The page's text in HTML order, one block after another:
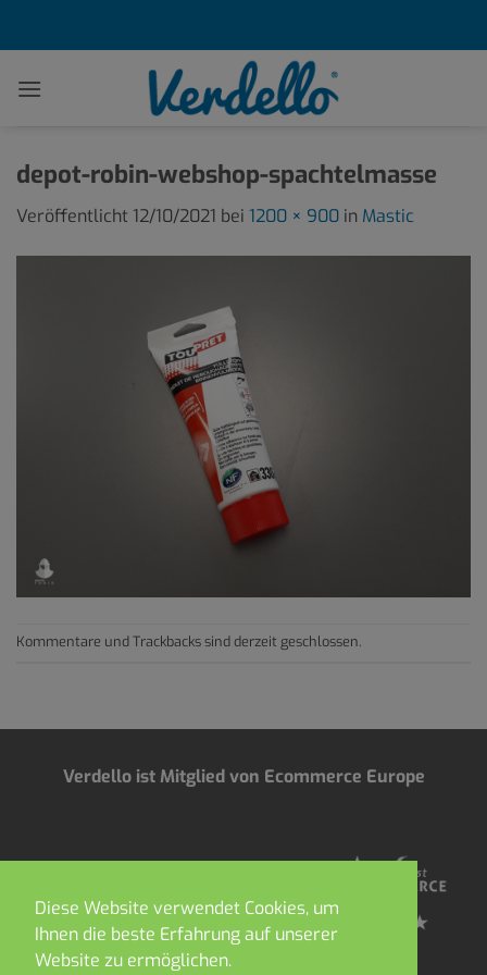
depot-robin-webshop-spachtelmasse
Veröffentlicht 12/10/2021 bei 1200 × 900 in Mastic
Kommentare und Trackbacks sind derzeit geschlossen.
Verdello ist Mitglied von Ecommerce Europe
Diese Website verwendet Cookies, um
Ihnen die beste Erfahrung auf unserer
Website zu ermöglichen.